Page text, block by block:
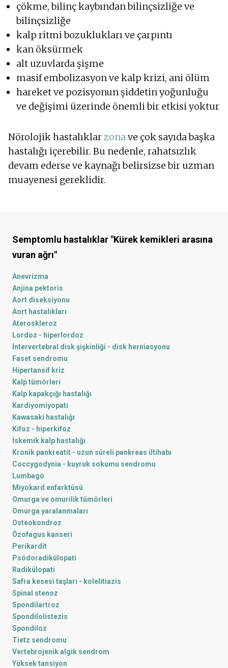
çökme, bilinç kaybından bilinçsizliğe ve
bilinçsizliğe
kalp ritmi bozuklukları ve çarpıntı
kan öksürmek
alt uzuvlarda şişme
masif embolizasyon ve kalp krizi, ani ölüm
hareket ve pozisyonun şiddetin yoğunluğu
ve değişimi üzerinde önemli bir etkisi yoktur
Nörolojik hastalıklar zona ve çok sayıda başka
hastalığı içerebilir. Bu nedenle, rahatsızlık
devam ederse ve kaynağı belirsizse bir uzman
muayenesi gereklidir.
Semptomlu hastalıklar "Kürek kemikleri arasına
vuran ağrı"
Anevrizma
Anjina pektoris
Aort diseksiyonu
Aort hastalıkları
Ateroskleroz
Lordoz - hiperlordoz
İntervertebral disk şişkinliği - disk herniasyonu
Faset sendromu
Hipertansif kriz
Kalp tümörleri
Kalp kapakçığı hastalığı
Kardiyomiyopati
Kawasaki hastalığı
Kifoz - hiperkifoz
İskemik kalp hastalığı
Kronik pankreatit - uzun süreli pankreas iltihabı
Coccygodynia - kuyruk sokumu sendromu
Lumbago
Miyokard enfarktüsü
Omurga ve omurilik tümörleri
Omurga yaralanmaları
Osteokondroz
Özofagus kanseri
Perikardit
Psödoradikülopati
Radikülopati
Safra kesesi taşları - kolelitiazis
Spinal stenoz
Spondilartroz
Spondilolistezis
Spondiloz
Tietz sendromu
Vertebrojenik algik sendrom
Yüksek tansiyon